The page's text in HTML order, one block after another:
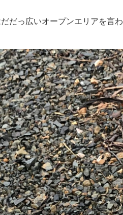
だっ広いオープンエリアを言